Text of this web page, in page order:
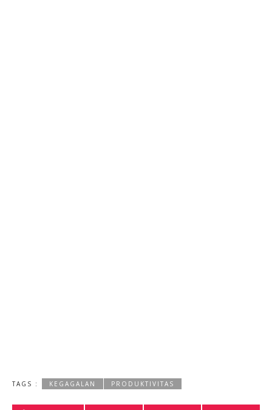
TAGS : KEGAGALAN PRODUKTIVITAS